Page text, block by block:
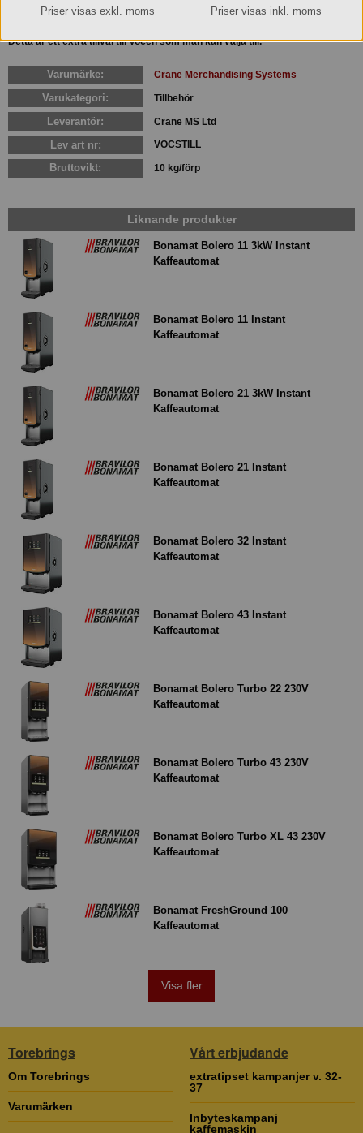
Detta är ett extra tillval till Vocen som man kan välja till.
Varumärke: Crane Merchandising Systems
Varukategori: Tillbehör
Leverantör: Crane MS Ltd
Lev art nr: VOCSTILL
Bruttovikt: 10 kg/förp
Liknande produkter
Bonamat Bolero 11 3kW Instant
Kaffeautomat
Bonamat Bolero 11 Instant
Kaffeautomat
Bonamat Bolero 21 3kW Instant
Kaffeautomat
Bonamat Bolero 21 Instant
Kaffeautomat
Bonamat Bolero 32 Instant
Kaffeautomat
Bonamat Bolero 43 Instant
Kaffeautomat
Bonamat Bolero Turbo 22 230V
Kaffeautomat
Bonamat Bolero Turbo 43 230V
Kaffeautomat
Bonamat Bolero Turbo XL 43 230V
Kaffeautomat
Bonamat FreshGround 100
Kaffeautomat
Visa fler
Torebrings
Om Torebrings
Varumärken
Vårt erbjudande
extratipset kampanjer v. 32-
37
Inbyteskampanj
kaffemaskin
Priser visas exkl. moms Priser visas inkl. moms